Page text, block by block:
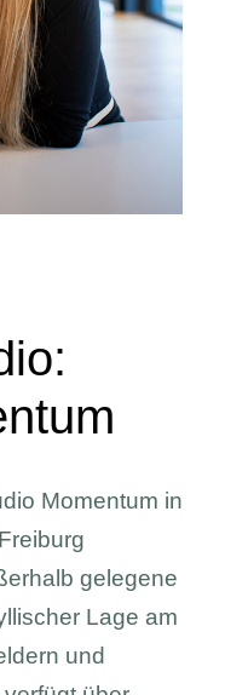
Momentum in
gelegene
Lage am
und